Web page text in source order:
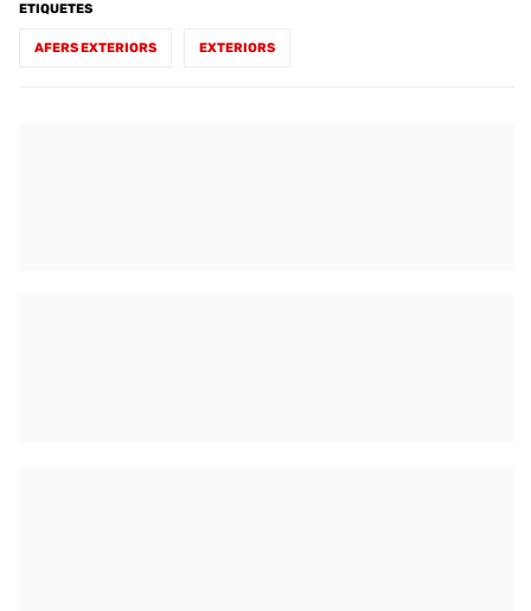
ETIQUETES
AFERS EXTERIORS EXTERIORS